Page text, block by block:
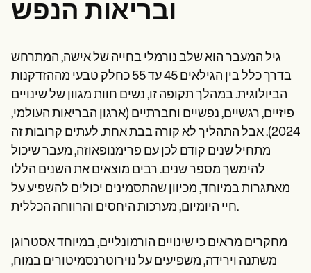
השוואה
קודי ICD
Procedure Codes
Superbill Template
תבנית הערות SOAP
תבנית תוכנית טיפול
Informed Consent Form
Social Work Treatment Plans
DAR Note Template
Patient Visit Summary Template
Help Center
Demos
Training Hub
Become a Partner
Pricing
ובריאות הנפש
גיל המעבר הוא שלב נורמלי בחייה של אישה, המתרחש
בדרך כלל בין הגילאים 45 עד 55 כחלק טבעי מההזדקנות
הביולוגית. במהלך תקופה זו, נשים חוות מגוון של שינויים
פיזיים, רגשיים, נפשיים וחברתיים (ארגון הבריאות העולמי,
2024). אבל התהליך לא קורה בבת אחת. לעתים קרובות זה
מתחיל שנים קודם לכן עם פרימנופאוזה, מעבר שיכול
להימשך מספר שנים. רבים מוצאים את השנים הללו
מאתגרות במיוחד, מכיוון שהתסמינים יכולים להשפיע על
חיי היומיום, מערכות היחסים והרווחה הכללית.
מחקרים מראים כי שינויים הורמונליים, במיוחד אסטרוגן
משתנה וירידה, משפיעים על נוירוטרנסמיטורים במוח,